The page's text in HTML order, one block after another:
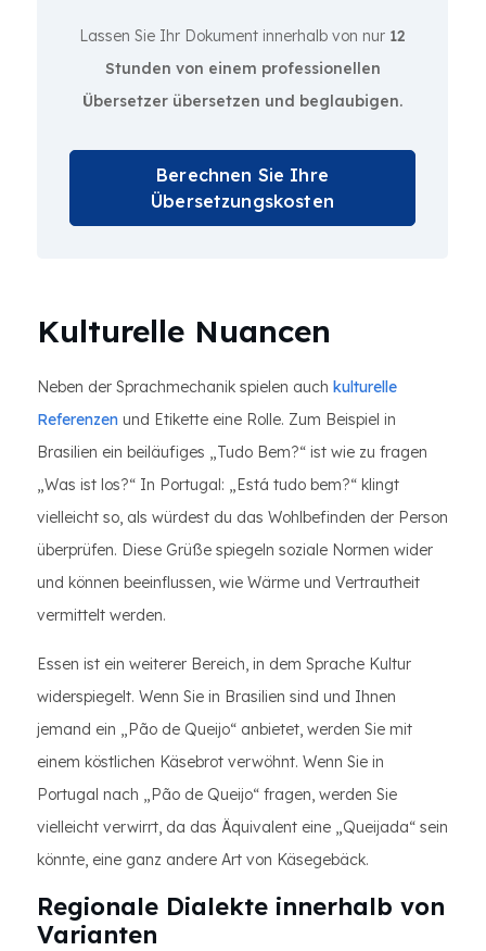
Lassen Sie Ihr Dokument innerhalb von nur 12
Stunden von einem professionellen
Übersetzer übersetzen und beglaubigen.
Berechnen Sie Ihre
Übersetzungskosten
Kulturelle Nuancen
Neben der Sprachmechanik spielen auch kulturelle
Referenzen und Etikette eine Rolle. Zum Beispiel in
Brasilien ein beiläufiges „Tudo Bem?“ ist wie zu fragen
„Was ist los?“ In Portugal: „Está tudo bem?“ klingt
vielleicht so, als würdest du das Wohlbefinden der Person
überprüfen. Diese Grüße spiegeln soziale Normen wider
und können beeinflussen, wie Wärme und Vertrautheit
vermittelt werden.
Essen ist ein weiterer Bereich, in dem Sprache Kultur
widerspiegelt. Wenn Sie in Brasilien sind und Ihnen
jemand ein „Pão de Queijo“ anbietet, werden Sie mit
einem köstlichen Käsebrot verwöhnt. Wenn Sie in
Portugal nach „Pão de Queijo“ fragen, werden Sie
vielleicht verwirrt, da das Äquivalent eine „Queijada“ sein
könnte, eine ganz andere Art von Käsegebäck.
Regionale Dialekte innerhalb von
Varianten